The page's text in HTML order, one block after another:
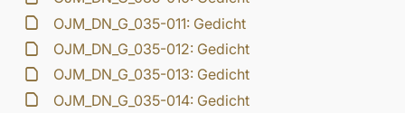
OJM_DN_G_035-011: Gedicht
OJM_DN_G_035-012: Gedicht
OJM_DN_G_035-013: Gedicht
OJM_DN_G_035-014: Gedicht